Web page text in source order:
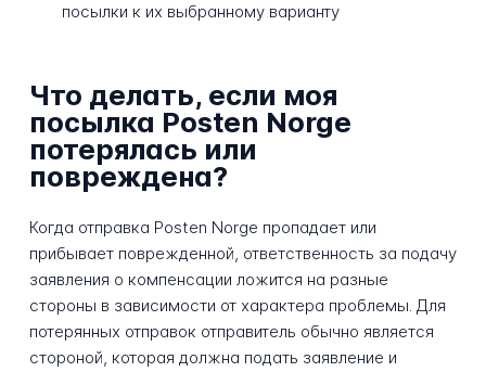
посылки к их выбранному варианту
Что делать, если моя
посылка Posten Norge
потерялась или
повреждена?
Когда отправка Posten Norge пропадает или
прибывает поврежденной, ответственность за подачу
заявления о компенсации ложится на разные
стороны в зависимости от характера проблемы. Для
потерянных отправок отправитель обычно является
стороной, которая должна подать заявление и